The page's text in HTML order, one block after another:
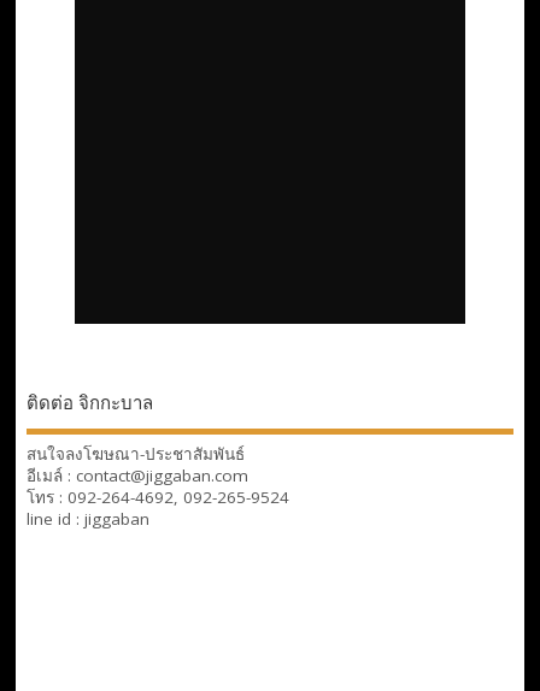
ติดต่อ จิกกะบาล
สนใจลงโฆษณา-ประชาสัมพันธ์
อีเมล์ : contact@jiggaban.com
โทร : 092-264-4692, 092-265-9524
line id : jiggaban